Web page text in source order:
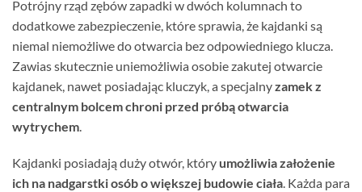
Potrójny rząd zębów zapadki w dwóch kolumnach to
dodatkowe zabezpieczenie, które sprawia, że kajdanki są
niemal niemożliwe do otwarcia bez odpowiedniego klucza.
Zawias skutecznie uniemożliwia osobie zakutej otwarcie
kajdanek, nawet posiadając kluczyk, a specjalnyzamek z
centralnym bolcem chroni przed próbą otwarcia
wytrychem
Kajdanki posiadają duży otwór, który umożliwia założenie
ich na nadgarstki osób o większej budowie ciała. Każda para